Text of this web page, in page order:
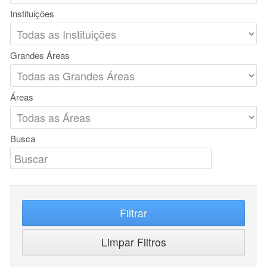
Instituições
Grandes Áreas
Áreas
Busca
Filtrar
Limpar Filtros